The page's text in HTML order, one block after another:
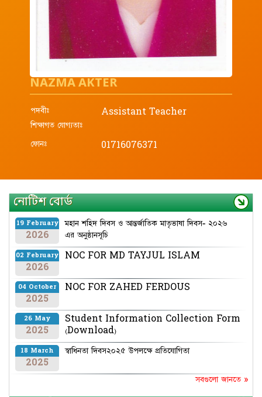
NAZMA AKTER
পদবীঃ
Assistant Teacher
শিক্ষাগত যোগ্যতাঃ
ফোনঃ
01716076371
নোটিশ বোর্ড
19 February
2026
মহান শহিদ দিবস ও আন্তর্জাতিক মাতৃভাষা দিবস- ২০২৬
এর অনুষ্ঠানসূচি
02 February
2026
NOC FOR MD TAYJUL ISLAM
04 October
2025
NOC FOR ZAHED FERDOUS
26 May
2025
Student Information Collection Form
(Download)
18 March
2025
স্বাধিনতা দিবস২০২৫ উপলক্ষে প্রতিযোগিতা
সবগুলো জানতে »